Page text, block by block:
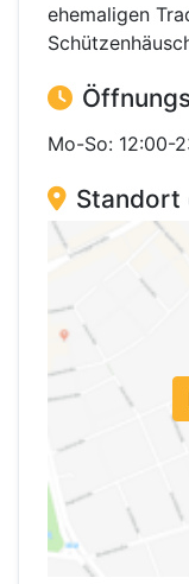
ehemaligen
Mo-So: 12:00-
Standort